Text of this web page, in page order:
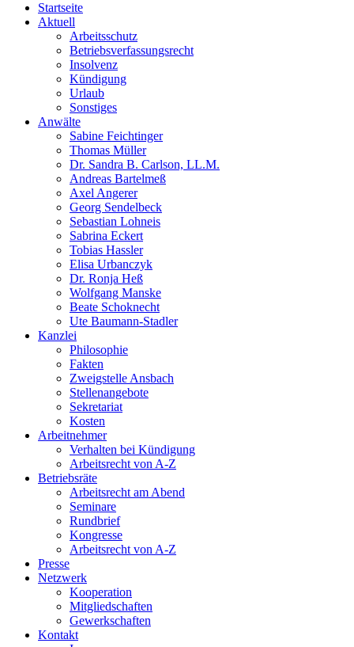
Startseite
Aktuell
Arbeitsschutz
Betriebsverfassungsrecht
Insolvenz
Kündigung
Urlaub
Sonstiges
Anwälte
Sabine Feichtinger
Thomas Müller
Dr. Sandra B. Carlson, LL.M.
Andreas Bartelmeß
Axel Angerer
Georg Sendelbeck
Sebastian Lohneis
Sabrina Eckert
Tobias Hassler
Elisa Urbanczyk
Dr. Ronja Heß
Wolfgang Manske
Beate Schoknecht
Ute Baumann-Stadler
Kanzlei
Philosophie
Fakten
Zweigstelle Ansbach
Stellenangebote
Sekretariat
Kosten
Arbeitnehmer
Verhalten bei Kündigung
Arbeitsrecht von A-Z
Betriebsräte
Arbeitsrecht am Abend
Seminare
Rundbrief
Kongresse
Arbeitsrecht von A-Z
Presse
Netzwerk
Kooperation
Mitgliedschaften
Gewerkschaften
Kontakt